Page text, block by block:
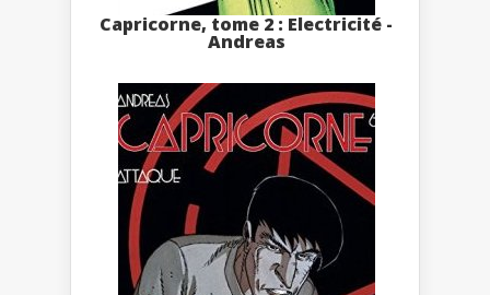
Capricorne, tome 2 : Electricité -
Andreas